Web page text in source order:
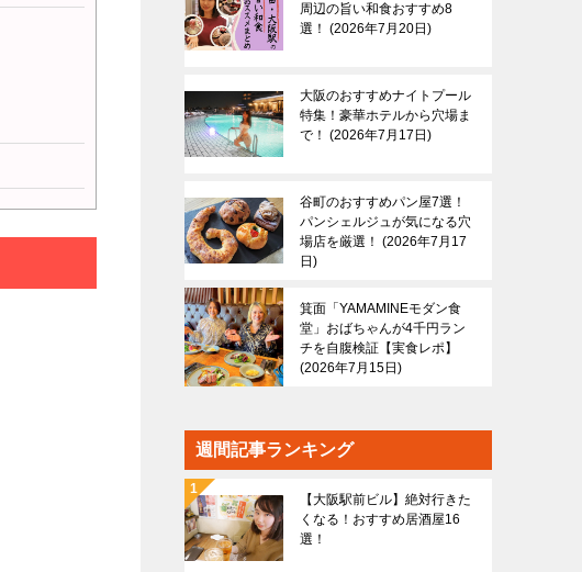
周辺の旨い和食おすすめ8
選！
2026年7月20日
大阪のおすすめナイトプール
特集！豪華ホテルから穴場ま
で！
2026年7月17日
谷町のおすすめパン屋7選！
パンシェルジュが気になる穴
場店を厳選！
2026年7月17
日
箕面「YAMAMINEモダン食
堂」おばちゃんが4千円ラン
チを自腹検証【実食レポ】
2026年7月15日
週間記事ランキング
【大阪駅前ビル】絶対行きた
くなる！おすすめ居酒屋16
選！